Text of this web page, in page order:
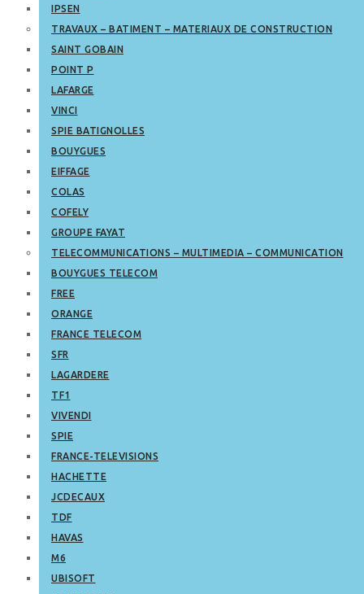
IPSEN
TRAVAUX – BATIMENT – MATERIAUX DE CONSTRUCTION
SAINT GOBAIN
POINT P
LAFARGE
VINCI
SPIE BATIGNOLLES
BOUYGUES
EIFFAGE
COLAS
COFELY
GROUPE FAYAT
TELECOMMUNICATIONS – MULTIMEDIA – COMMUNICATION
BOUYGUES TELECOM
FREE
ORANGE
FRANCE TELECOM
SFR
LAGARDERE
TF1
VIVENDI
SPIE
FRANCE-TELEVISIONS
HACHETTE
JCDECAUX
TDF
HAVAS
M6
UBISOFT